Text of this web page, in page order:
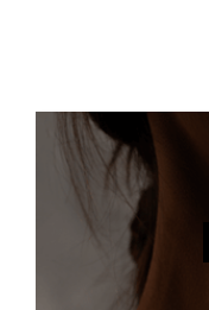
Dečije ogrlice
Poklon za krštenje